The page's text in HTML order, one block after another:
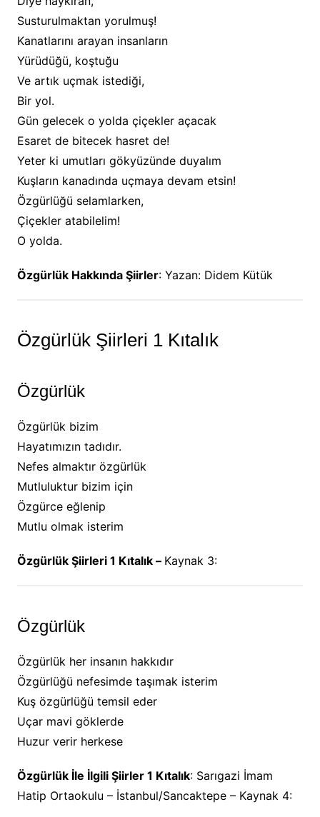
Susturulmaktan yorulmuş!
Kanatlarını arayan insanların
Yürüdüğü, koştuğu
Ve artık uçmak istediği,
Bir yol.
Gün gelecek o yolda çiçekler açacak
Esaret de bitecek hasret de!
Yeter ki umutları gökyüzünde duyalım
Kuşların kanadında uçmaya devam etsin!
Özgürlüğü selamlarken,
Çiçekler atabilelim!
O yolda.
Özgürlük Hakkında Şiirler: Yazan: Didem Kütük
Özgürlük Şiirleri 1 Kıtalık
Özgürlük
Özgürlük bizim
Hayatımızın tadıdır.
Nefes almaktır özgürlük
Mutluluktur bizim için
Özgürce eğlenip
Mutlu olmak isterim
Özgürlük Şiirleri 1 Kıtalık – Kaynak 3:
Özgürlük
Özgürlük her insanın hakkıdır
Özgürlüğü nefesimde taşımak isterim
Kuş özgürlüğü temsil eder
Uçar mavi göklerde
Huzur verir herkese
Özgürlük İle İlgili Şiirler 1 Kıtalık: Sarıgazi İmam
Hatip Ortaokulu – İstanbul/Sancaktepe – Kaynak 4: